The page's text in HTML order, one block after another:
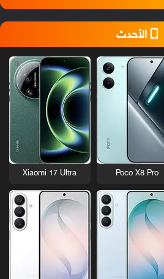
الأحدث
Poco X8 Pro
Xiaomi 17 Ultra